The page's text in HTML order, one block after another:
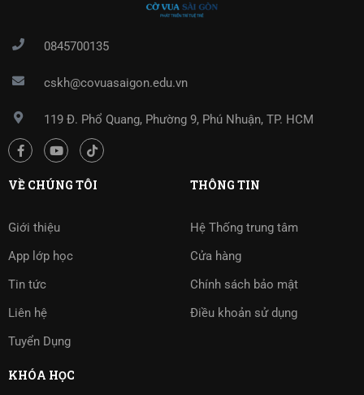
0845700135
cskh@covuasaigon.edu.vn
119 Đ. Phổ Quang, Phường 9, Phú Nhuận, TP. HCM
VỀ CHÚNG TÔI
Giới thiệu
App lớp học
Tin tức
Liên hệ
Tuyển Dụng
THÔNG TIN
Hệ Thống trung tâm
Cửa hàng
Chính sách bảo mật
Điều khoản sử dụng
KHÓA HỌC